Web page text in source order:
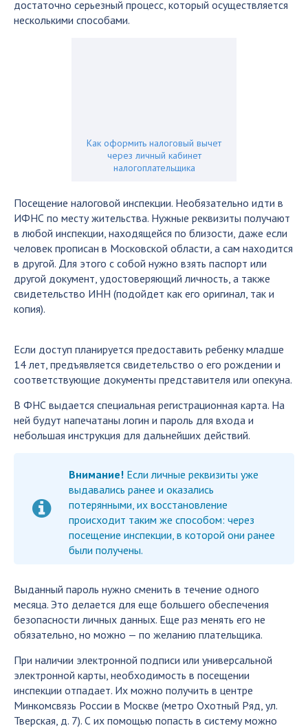
достаточно серьезный процесс, который осуществляется
несколькими способами.
Как оформить налоговый вычет
через личный кабинет
налогоплательщика
Посещение налоговой инспекции. Необязательно идти в
ИФНС по месту жительства. Нужные реквизиты получают
в любой инспекции, находящейся по близости, даже если
человек прописан в Московской области, а сам находится
в другой. Для этого с собой нужно взять паспорт или
другой документ, удостоверяющий личность, а также
свидетельство ИНН (подойдет как его оригинал, так и
копия).
Если доступ планируется предоставить ребенку младше
14 лет, предъявляется свидетельство о его рождении и
соответствующие документы представителя или опекуна.
В ФНС выдается специальная регистрационная карта. На
ней будут напечатаны логин и пароль для входа и
небольшая инструкция для дальнейших действий.
Внимание! Если личные реквизиты уже
выдавались ранее и оказались
потерянными, их восстановление
происходит таким же способом: через
посещение инспекции, в которой они ранее
были получены.
Выданный пароль нужно сменить в течение одного
месяца. Это делается для еще большего обеспечения
безопасности личных данных. Еще раз менять его не
обязательно, но можно — по желанию плательщика.
При наличии электронной подписи или универсальной
электронной карты, необходимость в посещении
инспекции отпадает. Их можно получить в центре
Минкомсвязь России в Москве (метро Охотный Ряд, ул.
Тверская, д. 7). С их помощью попасть в систему можно